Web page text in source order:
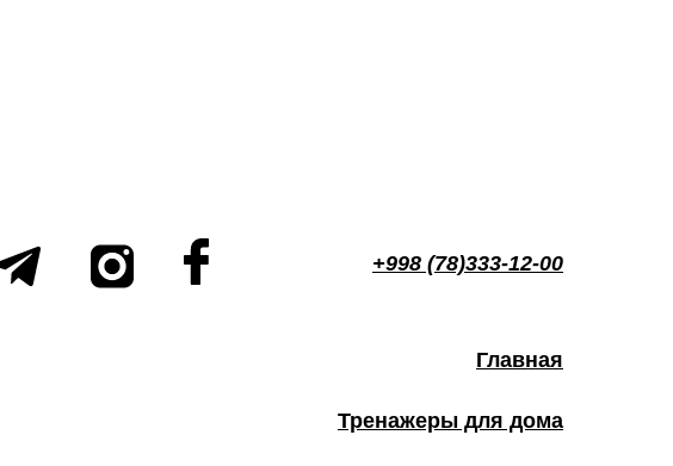
+998 (78)333-12-00
Главная
Тренажеры для дома